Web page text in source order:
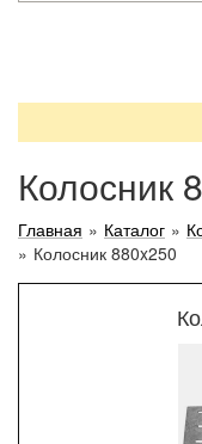
Колосник
Главная » Каталог »
» Колосник 880x250